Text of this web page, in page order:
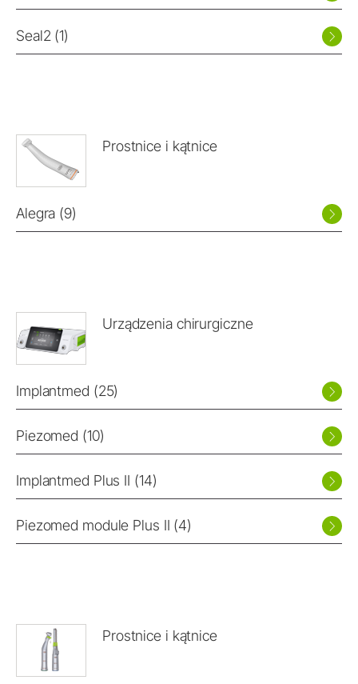
Seal2 (1)
Prostnice i kątnice
Alegra (9)
Urządzenia chirurgiczne
Implantmed (25)
Piezomed (10)
Implantmed Plus II (14)
Piezomed module Plus II (4)
Prostnice i kątnice